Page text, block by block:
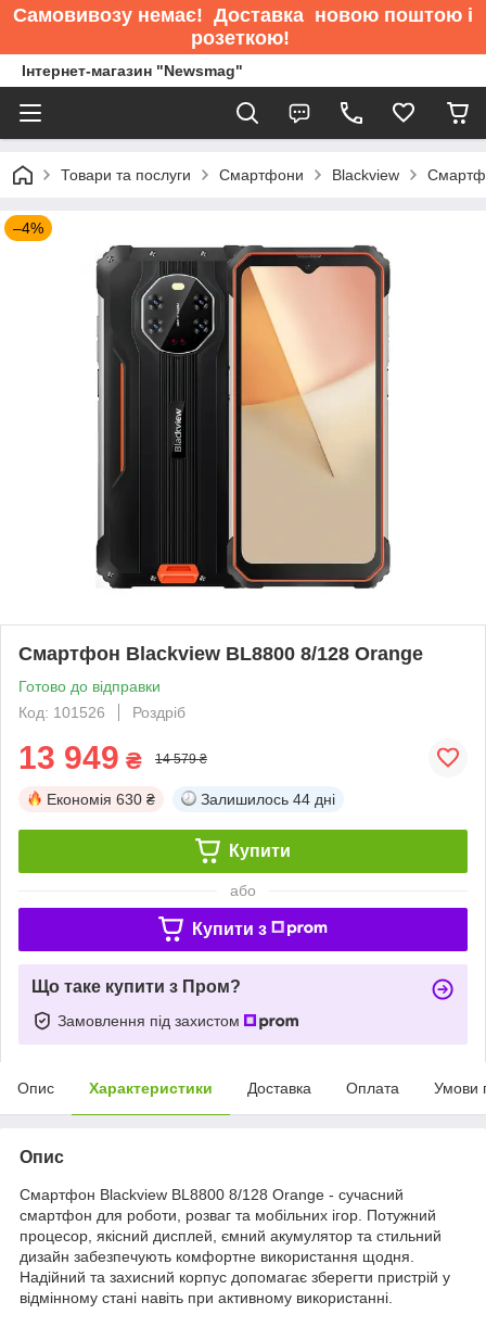
Самовивозу немає! Доставка новою поштою і
розеткою!
Інтернет-магазин "Newsmag"
Товари та послуги Смартфони Blackview
–4%
Смартфон Blackview BL8800 8/128 Orange
Готово до відправки
Код: 101526
Роздріб
13 949 ₴ 14 579 ₴
Економія 630 ₴ Залишилось 44 дні
Купити
або
Купити з
Що таке купити з Пром?
Замовлення під захистом
Опис Характеристики Доставка Оплата Умови
Опис
Смартфон Blackview BL8800 8/128 Orange - сучасний
смартфон для роботи, розваг та мобільних ігор. Потужний
процесор, якісний дисплей, ємний акумулятор та стильний
дизайн забезпечують комфортне використання щодня.
Надійний та захисний корпус допомагає зберегти пристрій у
відмінному стані навіть при активному використанні.